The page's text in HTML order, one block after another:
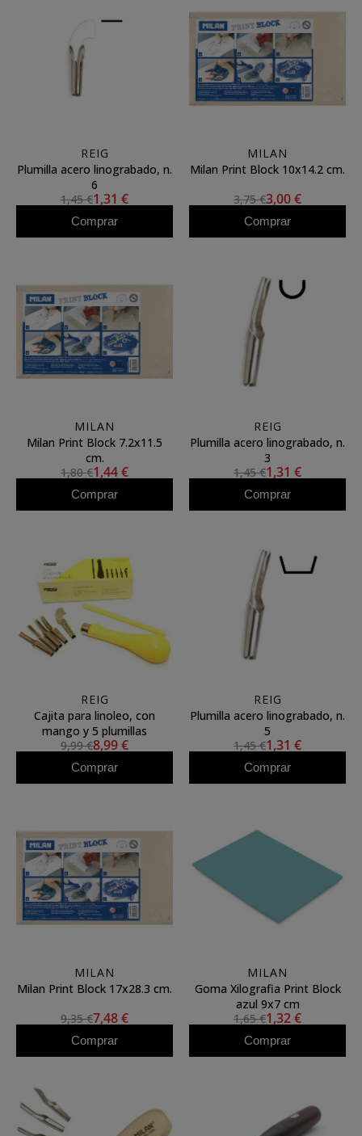
REIG
Plumilla acero linograbado, n.
6
1,45 €1,31 €
Comprar
MILAN
Milan Print Block 10x14.2 cm.
3,75 €3,00 €
Comprar
MILAN
Milan Print Block 7.2x11.5
cm.
1,80 €1,44 €
Comprar
REIG
Plumilla acero linograbado, n.
3
1,45 €1,31 €
Comprar
REIG
Cajita para linoleo, con
mango y 5 plumillas
9,99 €8,99 €
Comprar
REIG
Plumilla acero linograbado, n.
5
1,45 €1,31 €
Comprar
MILAN
Milan Print Block 17x28.3 cm.
9,35 €7,48 €
Comprar
MILAN
Goma Xilografia Print Block
azul 9x7 cm
1,65 €1,32 €
Comprar